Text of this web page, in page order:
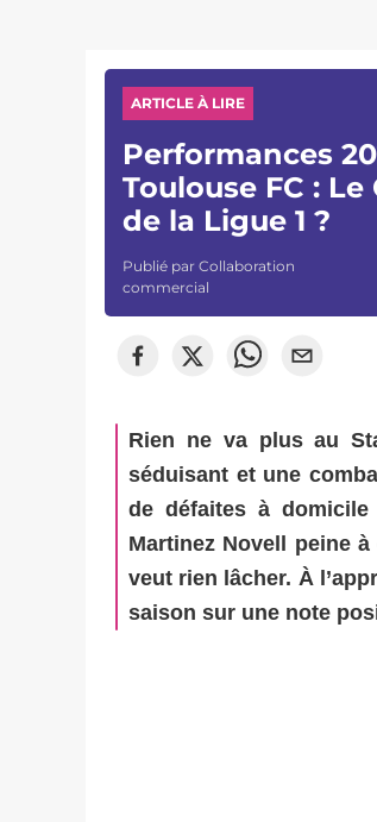
ARTICLE À LIRE
Performances
Toulouse FC : Le
de la Ligue 1 ?
Publié parCollaboration
commercial
Rien ne va plus au
séduisant et une
de défaites à domicile
Martinez Novell peine
veut rien lâcher. À
saison sur une note